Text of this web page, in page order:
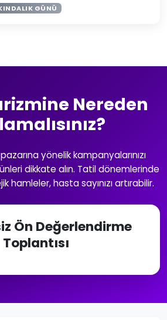
GÜNÜ
Nereden
yönelik kampanyalarınızı
dikkate alın. Tatil dönemlerinde
hamleler, hasta sayınızı artırabilir.
Ön Değerlendirme
Toplantısı